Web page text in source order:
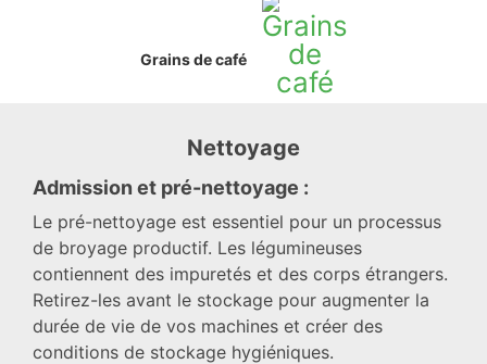
Grains de café
Nettoyage
Admission et pré-nettoyage :
Le pré-nettoyage est essentiel pour un processus
de broyage productif. Les légumineuses
contiennent des impuretés et des corps étrangers.
Retirez-les avant le stockage pour augmenter la
durée de vie de vos machines et créer des
conditions de stockage hygiéniques.